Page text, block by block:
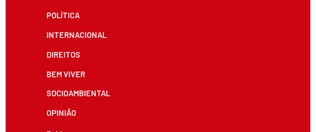
POLÍTICA
INTERNACIONAL
DIREITOS
BEM VIVER
SOCIOAMBIENTAL
OPINIÃO